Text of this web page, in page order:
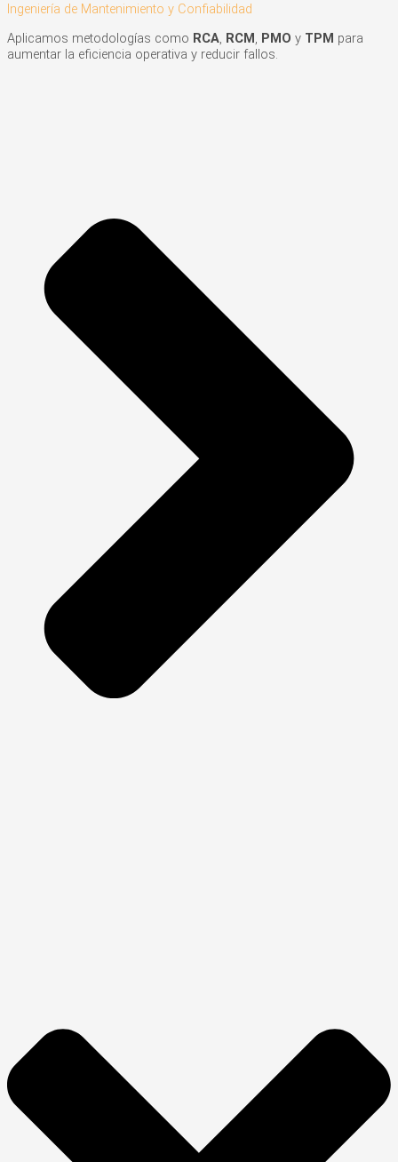
Ingeniería de Mantenimiento y Confiabilidad
Aplicamos metodologías como RCA, RCM, PMO y TPM para
aumentar la eficiencia operativa y reducir fallos.